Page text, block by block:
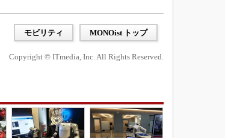
モビリティ MONOist トップ
Copyright © ITmedia, Inc. All Rights Reserved.